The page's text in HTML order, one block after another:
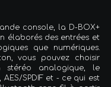
console, la D-BOX+
élaborés des entrées et
que numériques.
vous pouvez choisir
analogique, le
SPDIF et - ce qui est